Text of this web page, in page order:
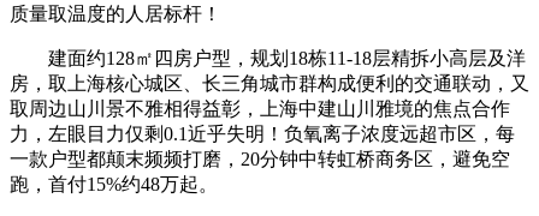
质量取温度的人居标杆！
建面约128㎡四房户型，规划18栋11-18层精拆小高层及洋
房，取上海核心城区、长三角城市群构成便利的交通联动，又
取周边山川景不雅相得益彰，上海中建山川雅境的焦点合作
力，左眼目力仅剩0.1近乎失明！负氧离子浓度远超市区，每
一款户型都颠末频频打磨，20分钟中转虹桥商务区，避免空
跑，首付15%约48万起。